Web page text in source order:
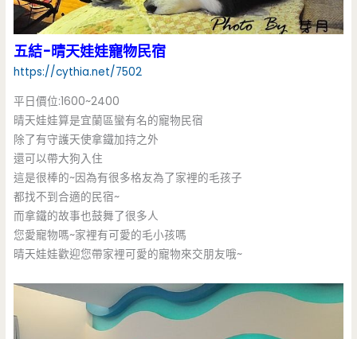
五結-晴天娃娃寵物民宿
https://cythia.net/7502
平日價位:1600~2400
晴天娃娃算是宜蘭區蠻有名的寵物民宿
除了有守護天使拿鐵加持之外
還可以帶大狗入住
這是很棒的~因為有很多格友為了家裡的毛孩子
都找不到合適的民宿~
而拿鐵的故事也鼓舞了很多人
您愛寵物嗎~家裡有可愛的毛小孩嗎
晴天娃娃歡迎您帶家裡可愛的寵物來交朋友哦~